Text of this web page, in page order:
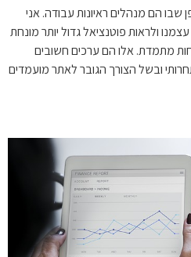
שבו הם מנהלים ראיונות עבודה. אני
ולראות פוטנציאל גדול יותר מונחת
מתמדת. אלו הם ערכים חשובים
ובשל הצורך הגובר לאתר מועמדים